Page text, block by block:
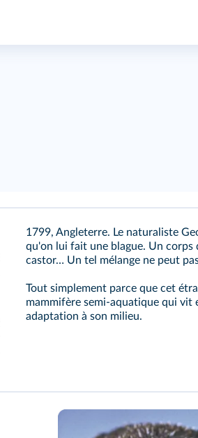
1799, Angleterre. Le naturaliste
qu'on lui fait une blague. Un corps
castor… Un tel mélange ne peut
Tout simplement parce que cet
mammifère semi-aquatique qui vit
adaptation à son milieu.